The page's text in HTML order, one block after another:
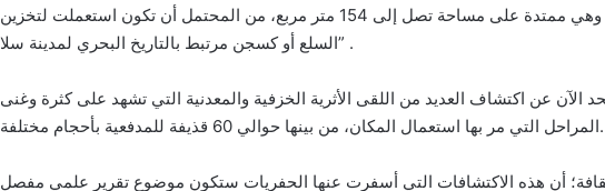
والطابية مع لياط من الجير، وهي ممتدة على مساحة تصل إلى 154 متر مربع، من المحتمل أن تكون استعملت لتخزين
السلع أو كسجن مرتبط بالتاريخ البحري لمدينة سلا” .
الآن عن اكتشاف العديد من اللقى الأثرية الخزفية والمعدنية التي تشهد على كثرة وغنى
المراحل التي مر بها استعمال المكان، من بينها حوالي 60 قذيفة للمدفعية بأحجام مختلفة.
أن هذه الاكتشافات التي أسفرت عنها الحفريات ستكون موضوع تقرير علمي مفصل